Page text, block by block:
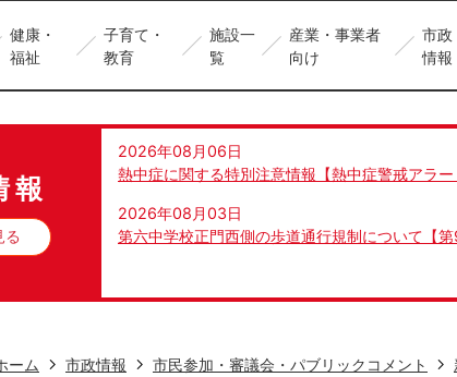
健康・
福祉
子育て・
教育
施設一
覧
産業・事業者
向け
市政
情報
報
る
2026年08月06日
熱中症に関する特別注意情報【熱中症警戒アラー
2026年08月03日
第六中学校正門西側の歩道通行規制について【第
ーム 市政情報 市民参加・審議会・パブリックコメント